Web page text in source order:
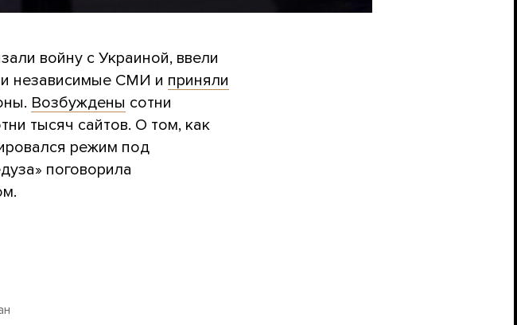
войну с Украиной, ввели
независимые СМИ и приняли
Возбуждены сотни
тысяч сайтов. О том, как
режим под
поговорила